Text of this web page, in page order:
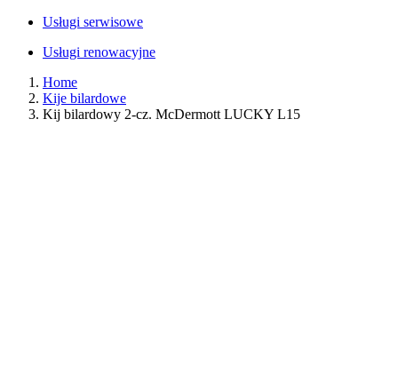
Usługi serwisowe
Usługi renowacyjne
Home
Kije bilardowe
Kij bilardowy 2-cz. McDermott LUCKY L15